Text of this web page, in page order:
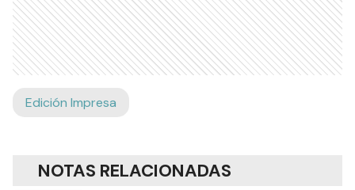
Edición Impresa
NOTAS RELACIONADAS